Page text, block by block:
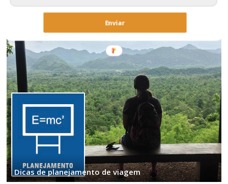
Dicas para economizar na viagem
Dicas de planejamento de viagem
Enviar